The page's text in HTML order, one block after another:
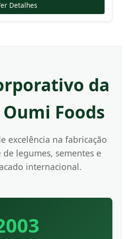
Detalhes
da
Foods
excelência na fabricação
de legumes, sementes e
internacional.